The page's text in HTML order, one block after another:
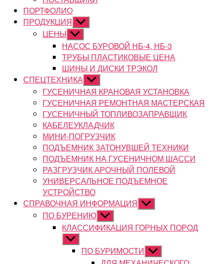
ПОРТФОЛИО
ПРОДУКЦИЯ Показывать
подменю
ЦЕНЫ Показывать
подменю
НАСОС БУРОВОЙ НБ-4, НБ-3
ТРУБЫ ПЛАСТИКОВЫЕ ЦЕНА
ШИНЫ И ДИСКИ ТРЭКОЛ
СПЕЦТЕХНИКА Показывать
подменю
ГУСЕНИЧНАЯ КРАНОВАЯ УСТАНОВКА
ГУСЕНИЧНАЯ РЕМОНТНАЯ МАСТЕРСКАЯ
ГУСЕНИЧНЫЙ ТОПЛИВОЗАПРАВЩИК
КАБЕЛЕУКЛАДЧИК
МИНИ-ПОГРУЗЧИК
ПОДЪЕМНИК ЗАТОНУВШЕЙ ТЕХНИКИ
ПОДЪЕМНИК НА ГУСЕНИЧНОМ ШАССИ
РАЗГРУЗЧИК АРОЧНЫЙ ПОЛЕВОЙ
УНИВЕРСАЛЬНОЕ ПОДЪЕМНОЕ
УСТРОЙСТВО
СПРАВОЧНАЯ ИНФОРМАЦИЯ Показывать
подменю
ПО БУРЕНИЮ Показывать
подменю
КЛАССИФИКАЦИЯ ГОРНЫХ ПОРОД
Показывать
подменюПО БУРИМОСТИ Показывать
подменю